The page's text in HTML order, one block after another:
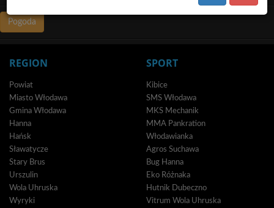
Pogoda
REGION
Powiat
Miasto Włodawa
Gmina Włodawa
Hanna
Hańsk
Sławatycze
Stary Brus
Urszulin
Wola Uhruska
Wyryki
SPORT
Kibice
SMS Włodawa
MKS Mechanik
MMA Pankration
Włodawianka
Agros Suchawa
Bug Hanna
Eko Różnaka
Hutnik Dubeczno
Vitrum Wola Uhruska